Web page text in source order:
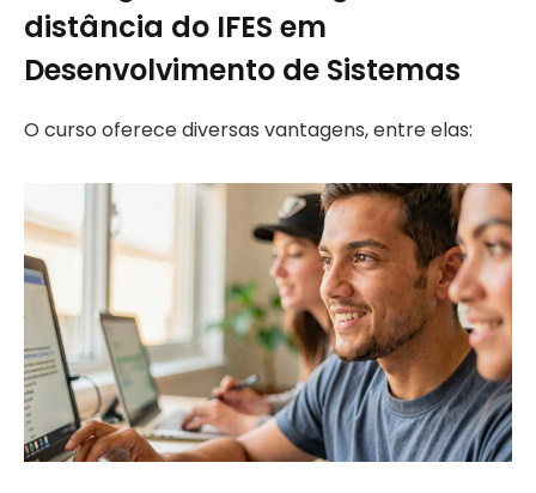
distância do IFES em
Desenvolvimento de Sistemas
O curso oferece diversas vantagens, entre elas: